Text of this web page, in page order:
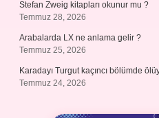
Stefan Zweig kitapları okunur mu ?
Temmuz 28, 2026
Arabalarda LX ne anlama gelir ?
Temmuz 25, 2026
Karadayı Turgut kaçıncı bölümde
Temmuz 24, 2026